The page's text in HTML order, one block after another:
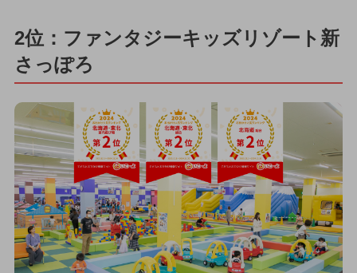
2位：ファンタジーキッズリゾート新
さっぽろ